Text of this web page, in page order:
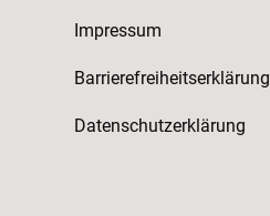
Impressum
Barrierefreiheitserklärung
Datenschutzerklärung